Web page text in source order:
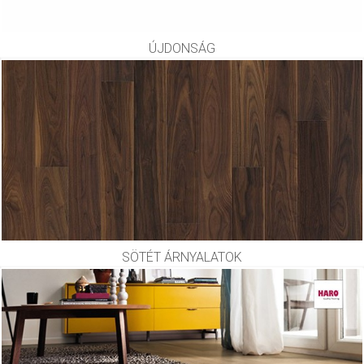
ÚJDONSÁG
SÖTÉT ÁRNYALATOK